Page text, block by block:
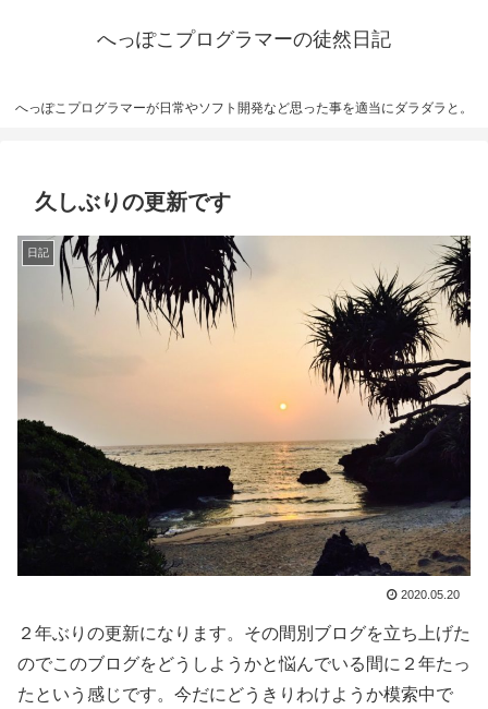
へっぽこプログラマーの徒然日記
へっぽこプログラマーが日常やソフト開発など思った事を適当にダラダラと。
久しぶりの更新です
日記
2020.05.20
２年ぶりの更新になります。その間別ブログを立ち上げた
のでこのブログをどうしようかと悩んでいる間に２年たっ
たという感じです。今だにどうきりわけようか模索中で